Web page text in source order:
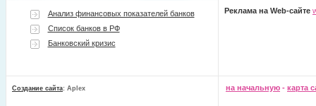
Анализ финансовых показателей банков
Список банков в РФ
Банковский кризис
Реклама на Web-сайте
Создание сайта: Aplex на начальную - карта